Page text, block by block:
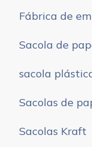
Fábrica de
Sacola de
sacola
Sacolas de
Sacolas Kraft